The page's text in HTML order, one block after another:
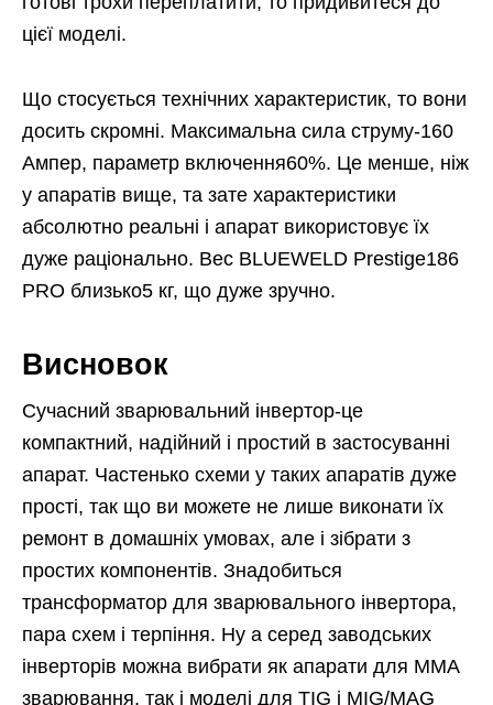
цієї моделі.
Що стосується технічних характеристик, то вони
досить скромні. Максимальна сила струму-160
Ампер, параметр включення60%. Це менше, ніж
у апаратів вище, та зате характеристики
абсолютно реальні і апарат використовує їх
дуже раціонально. Вес BLUEWELD Prestige186
PRO близько5 кг, що дуже зручно.
Висновок
Сучасний зварювальний інвертор-це
компактний, надійний і простий в застосуванні
апарат. Частенько схеми у таких апаратів дуже
прості, так що ви можете не лише виконати їх
ремонт в домашніх умовах, але і зібрати з
простих компонентів. Знадобиться
трансформатор для зварювального інвертора,
пара схем і терпіння. Ну а серед заводських
інверторів можна вибрати як апарати для ММА
зварювання, так і моделі для TIG і MIG/MAG